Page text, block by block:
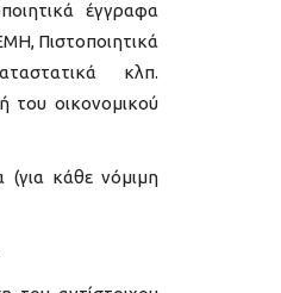
έγγραφα
Πιστοποιητικά
κλπ.
του οικονομικού
(για κάθε νόμιμη